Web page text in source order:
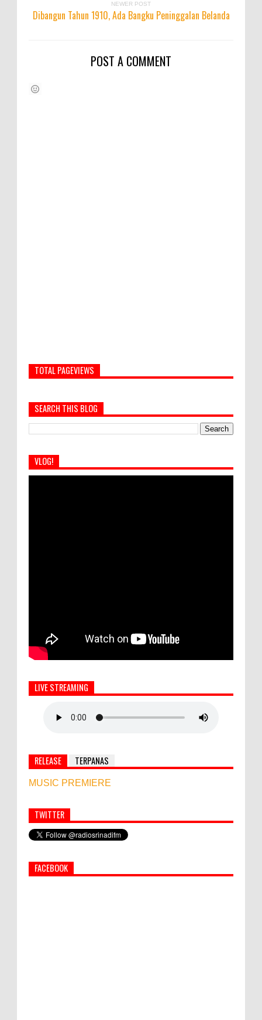
NEWER POST
Dibangun Tahun 1910, Ada Bangku Peninggalan Belanda
POST A COMMENT
TOTAL PAGEVIEWS
SEARCH THIS BLOG
VLOG!
LIVE STREAMING
RELEASE TERPANAS
MUSIC PREMIERE
Simbol Persahabatan, RI Bangun Islamic Centre di
Afghanistan
World Marketing Forum 2022:
TWITTER
FACEBOOK